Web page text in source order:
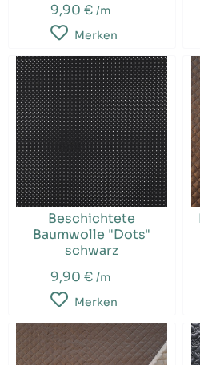
9,90 € /m
Merken
Beschichtete
Baumwolle "Dots"
schwarz
9,90 € /m
Merken